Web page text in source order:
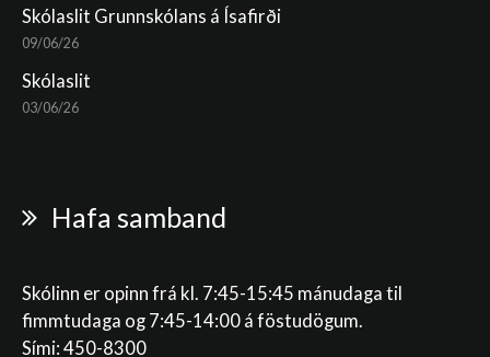
Skólaslit Grunnskólans á Ísafirði
09/06/26
Skólaslit
03/06/26
Hafa samband
Skólinn er opinn frá kl. 7:45-15:45 mánudaga til
fimmtudaga og 7:45-14:00 á föstudögum.
Sími: 450-8300